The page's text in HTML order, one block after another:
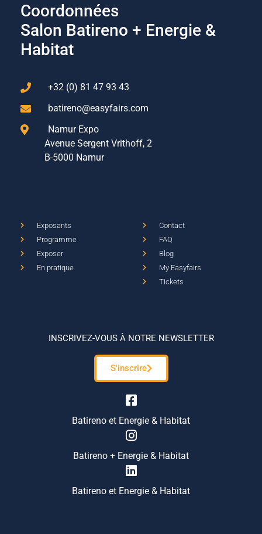
Coordonnées
Salon Batireno + Energie &
Habitat
+32 (0) 81 47 93 43
batireno@easyfairs.com
Namur Expo
Avenue Sergent Vrithoff, 2
B-5000 Namur
Exposants
Programme
Exposer
En pratique
Contact
FAQ
Blog
My Easyfairs
Tickets
INSCRIVEZ-VOUS À NOTRE NEWSLETTER
S'inscrire
Batireno et Energie & Habitat
Batireno + Energie & Habitat
Batireno et Energie & Habitat